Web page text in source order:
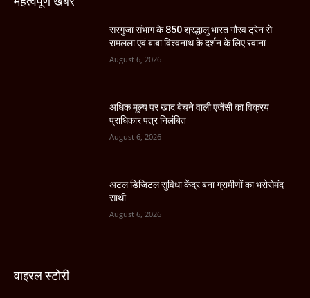
सरगुजा संभाग के 850 श्रद्धालु भारत गौरव ट्रेन से
रामलला एवं बाबा विश्वनाथ के दर्शन के लिए रवाना
August 6, 2026
अधिक मूल्य पर खाद बेचने वाली एजेंसी का विक्रय
प्राधिकार पत्र निलंबित
August 6, 2026
अटल डिजिटल सुविधा केंद्र बना ग्रामीणों का भरोसेमंद
साथी
August 6, 2026
वाइरल स्टोरी